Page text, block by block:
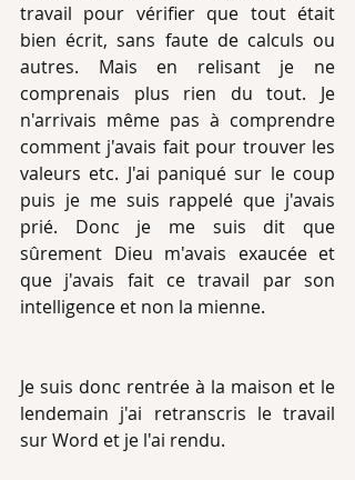
travail pour vérifier que tout était
bien écrit, sans faute de calculs ou
autres. Mais en relisant je ne
comprenais plus rien du tout. Je
n'arrivais même pas à comprendre
comment j'avais fait pour trouver les
valeurs etc. J'ai paniqué sur le coup
puis je me suis rappelé que j'avais
prié. Donc je me suis dit que
sûrement Dieu m'avais exaucée et
que j'avais fait ce travail par son
intelligence et non la mienne.
Je suis donc rentrée à la maison et le
lendemain j'ai retranscris le travail
sur Word et je l'ai rendu.